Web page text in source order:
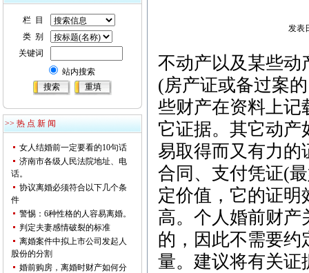
栏 目
类 别
关键词
站内搜索
>> 热 点 新 闻
女人结婚前一定要看的10句话
济南市各级人民法院地址、电
话。
协议离婚必须符合以下几个条
件
警惕：6种性格的人容易离婚。
判定夫妻感情破裂的标准
离婚案件中拟上市公司发起人
股份的分割
婚前购房，离婚时财产如何分
发表
不动产以及某些动
(房产证或备过案
些财产在资料上记
它证据。其它动产
易取得而又有力的
合同、支付凭证(
定价值，它的证
高。个人婚前财产
的，因此不需要约
量。建议将有关证